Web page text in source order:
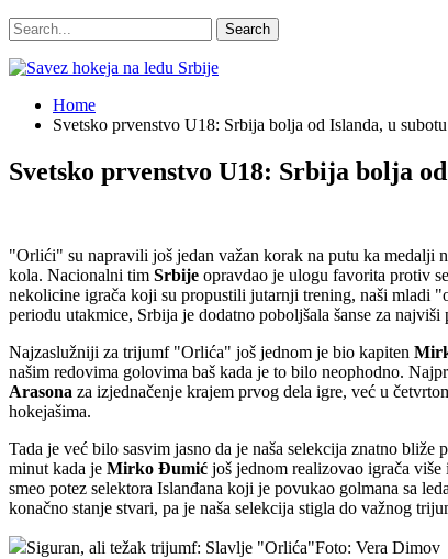
Home
Svetsko prvenstvo U18: Srbija bolja od Islanda, u
Svetsko prvenstvo U18: Srbija bolja
"Orlići" su napravili još jedan važan korak na putu ka medalji
kola. Nacionalni tim Srbije opravdao je ulogu favorita protiv
nekolicine igrača koji su propustili jutarnji trening, naši mladi
periodu utakmice, Srbija je dodatno poboljšala šanse za
Najzaslužniji za trijumf "Orlića" još jednom je bio kapiten
našim redovima golovima baš kada je to bilo neophodno.
Arasona za izjednačenje krajem prvog dela igre, već u
hokejašima.
Tada je već bilo sasvim jasno da je naša selekcija znatno
minut kada je Mirko Đumić još jednom realizovao igrača
smeo potez selektora Islanđana koji je povukao golmana sa
konačno stanje stvari, pa je naša selekcija stigla do važnog
Siguran, ali težak trijumf: Slavlje "Orlića"Foto: Vera Dimov